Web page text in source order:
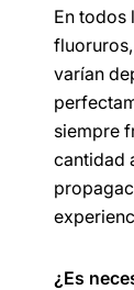
En todos
varían
siempre
cantidad
¿Es